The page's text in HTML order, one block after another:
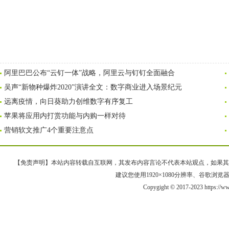
阿里巴巴公布“云钉一体”战略，阿里云与钉钉全面融合
吴声“新物种爆炸2020”演讲全文：数字商业进入场景纪元
远离疫情，向日葵助力创维数字有序复工
苹果将应用内打赏功能与内购一样对待
营销软文推广4个重要注意点
【免责声明】本站内容转载自互联网，其发布内容言论不代表本站观点，如果
建议您使用1920×1080分辨率、谷歌浏览
Copygight © 2017-2023 https://